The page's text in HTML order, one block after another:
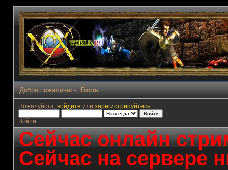
Добро пожаловать, Гость
Пожалуйста, войдите или зарегистрируйтесь.
Войти
Сейчас онлайн
Сейчас на сервере